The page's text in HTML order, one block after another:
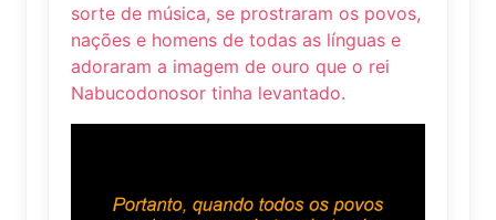
sorte de música, se prostraram os povos,
nações e homens de todas as línguas e
adoraram a imagem de ouro que o rei
Nabucodonosor tinha levantado.